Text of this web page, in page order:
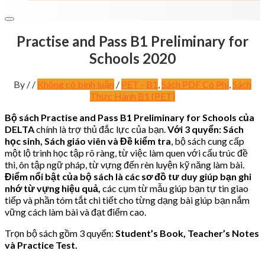
Practise and Pass B1 Preliminary for
Schools 2020
By / / Không có bình luận / PET - B1 ,Sách PDF Có Phí,Sách
Thực Hành B1 (PET)
Bộ sách Practise and Pass B1 Preliminary for Schools của
DELTAchính là trợ thủ đắc lực của bạn.Với 3 quyển: Sách
học sinh, Sách giáo viên và Đề kiểm tra, bộ sách cung cấp
một lộ trình học tập rõ ràng, từ việc làm quen với cấu trúc đề
thi, ôn tập ngữ pháp, từ vựng đến rèn luyện kỹ năng làm bài.
Điểm nổi bật của bộ sách là các sơ đồ tư duy giúp bạn ghi
nhớ từ vựng hiệu quả, các cụm từ mẫu giúp bạn tự tin giao
tiếp và phần tóm tắt chi tiết cho từng dạng bài giúp bạn nắm
vững cách làm bài và đạt điểm cao.
Trọn bộ sách gồm 3 quyển: Student’s Book, Teacher’s Notes
và Practice Test.